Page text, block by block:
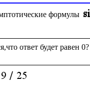
формулы